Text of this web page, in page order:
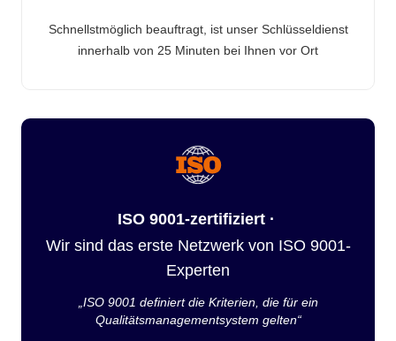
Schnellstmöglich beauftragt, ist unser Schlüsseldienst
innerhalb von 25 Minuten bei Ihnen vor Ort
ISO 9001-zertifiziert ·
Wir sind das erste Netzwerk von ISO 9001-
Experten
„ISO 9001 definiert die Kriterien, die für ein
Qualitätsmanagementsystem gelten“